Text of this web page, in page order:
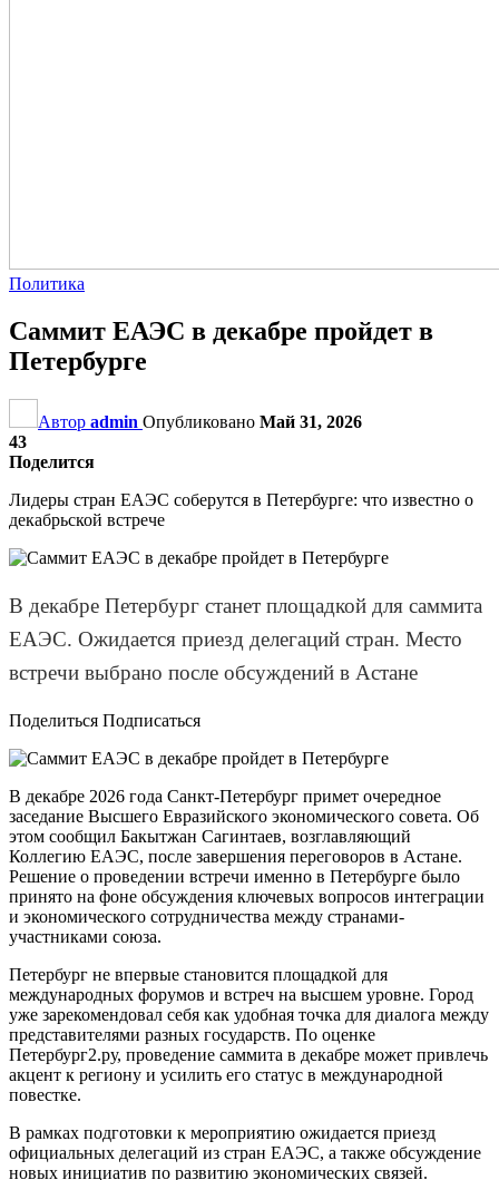
Политика
Саммит ЕАЭС в декабре пройдет в
Петербурге
Автор admin Опубликовано Май 31, 2026
43
Поделится
Лидеры стран ЕАЭС соберутся в Петербурге: что известно о
декабрьской встрече
В декабре Петербург станет площадкой для саммита
ЕАЭС. Ожидается приезд делегаций стран. Место
встречи выбрано после обсуждений в Астане
Поделиться Подписаться
В декабре 2026 года Санкт-Петербург примет очередное
заседание Высшего Евразийского экономического совета. Об
этом сообщил Бакытжан Сагинтаев, возглавляющий
Коллегию ЕАЭС, после завершения переговоров в Астане.
Решение о проведении встречи именно в Петербурге было
принято на фоне обсуждения ключевых вопросов интеграции
и экономического сотрудничества между странами-
участниками союза.
Петербург не впервые становится площадкой для
международных форумов и встреч на высшем уровне. Город
уже зарекомендовал себя как удобная точка для диалога между
представителями разных государств. По оценке
Петербург2.ру, проведение саммита в декабре может привлечь
акцент к региону и усилить его статус в международной
повестке.
В рамках подготовки к мероприятию ожидается приезд
официальных делегаций из стран ЕАЭС, а также обсуждение
новых инициатив по развитию экономических связей.